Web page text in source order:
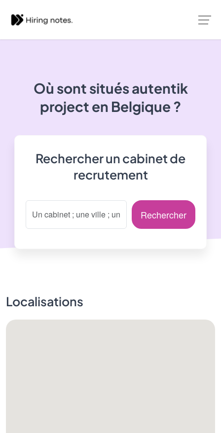
Où sont situésautentik
project en Belgique ?
Rechercher un cabinet de
recrutement
Rechercher
Localisations